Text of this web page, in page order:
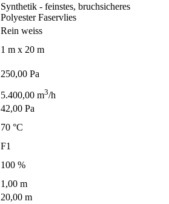
Synthetik - feinstes, bruchsicheres
Polyester Faservlies
Rein weiss
1 m x 20 m
250,00 Pa
5.400,00 m3/h
42,00 Pa
70 °C
F1
100 %
1,00 m
20,00 m